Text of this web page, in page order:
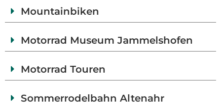
Mountainbiken
Motorrad Museum Jammelshofen
Motorrad Touren
Sommerrodelbahn Altenahr